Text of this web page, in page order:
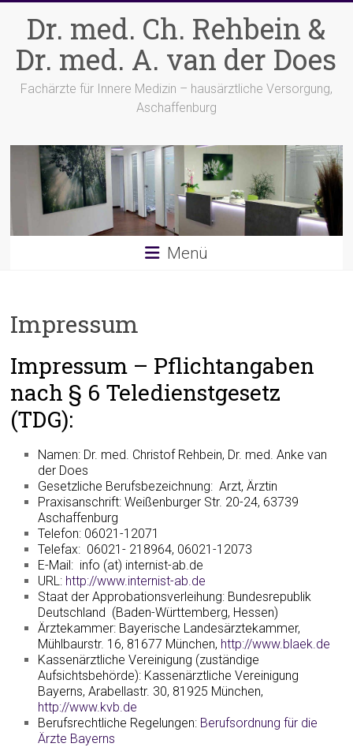
Inhalt
springenDr. med. Ch. Rehbein &
Dr. med. A. van der Does
Fachärzte für Innere Medizin – hausärztliche Versorgung,
Aschaffenburg
Menü
Impressum
Impressum – Pflichtangaben
nach § 6 Teledienstgesetz
(TDG):
Namen: Dr. med. Christof Rehbein, Dr. med. Anke van
der Does
Gesetzliche Berufsbezeichnung: Arzt, Ärztin
Praxisanschrift: Weißenburger Str. 20-24, 63739
Aschaffenburg
Telefon: 06021-12071
Telefax: 06021- 218964, 06021-12073
E-Mail: info (at) internist-ab.de
URL: http://www.internist-ab.de
Staat der Approbationsverleihung: Bundesrepublik
Deutschland (Baden-Württemberg, Hessen)
Ärztekammer: Bayerische Landesärztekammer,
Mühlbaurstr. 16, 81677 München, http://www.blaek.de
Kassenärztliche Vereinigung (zuständige
Aufsichtsbehörde): Kassenärztliche Vereinigung
Bayerns, Arabellastr. 30, 81925 München,
http://www.kvb.de
Berufsrechtliche Regelungen: Berufsordnung für die
Ärzte Bayerns